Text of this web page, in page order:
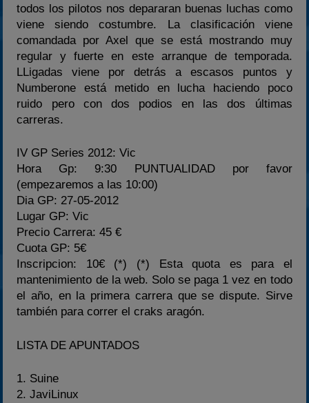
Estadísticas
Preguntas Frecuentes
todos los pilotos nos depararan buenas luchas como
viene siendo costumbre. La clasificación viene
comandada por Axel que se está mostrando muy
regular y fuerte en este arranque de temporada.
LLigadas viene por detrás a escasos puntos y
Numberone está metido en lucha haciendo poco
ruido pero con dos podios en las dos últimas
carreras.
IV GP Series 2012: Vic
Hora Gp: 9:30 PUNTUALIDAD por favor
(empezaremos a las 10:00)
Dia GP: 27-05-2012
Lugar GP: Vic
Precio Carrera: 45 €
Cuota GP: 5€
Inscripcion: 10€ (*) (*) Esta quota es para el
mantenimiento de la web. Solo se paga 1 vez en todo
el año, en la primera carrera que se dispute. Sirve
también para correr el craks aragón.
LISTA DE APUNTADOS
1. Suine
2. JaviLinux